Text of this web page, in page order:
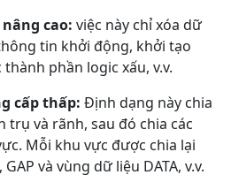
cao: việc này chỉ xóa dữ
tin khởi động, khởi tạo
thành phần logic xấu, v.v.
cấp thấp: Định dạng này chia
trụ và rãnh, sau đó chia các
Mỗi khu vực được chia lại
và vùng dữ liệu DATA, v.v.